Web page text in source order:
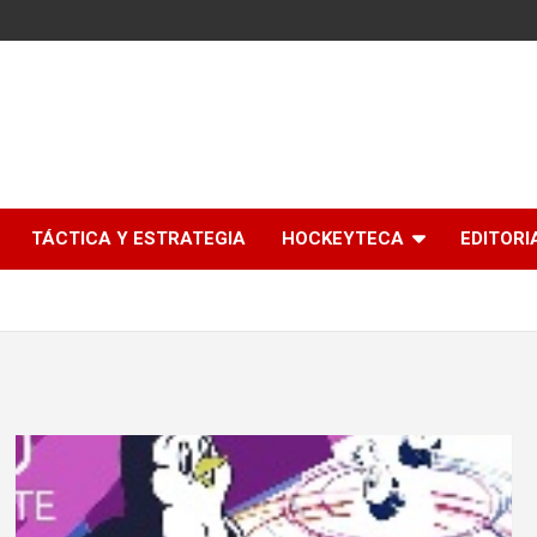
TÁCTICA Y ESTRATEGIA HOCKEYTECA